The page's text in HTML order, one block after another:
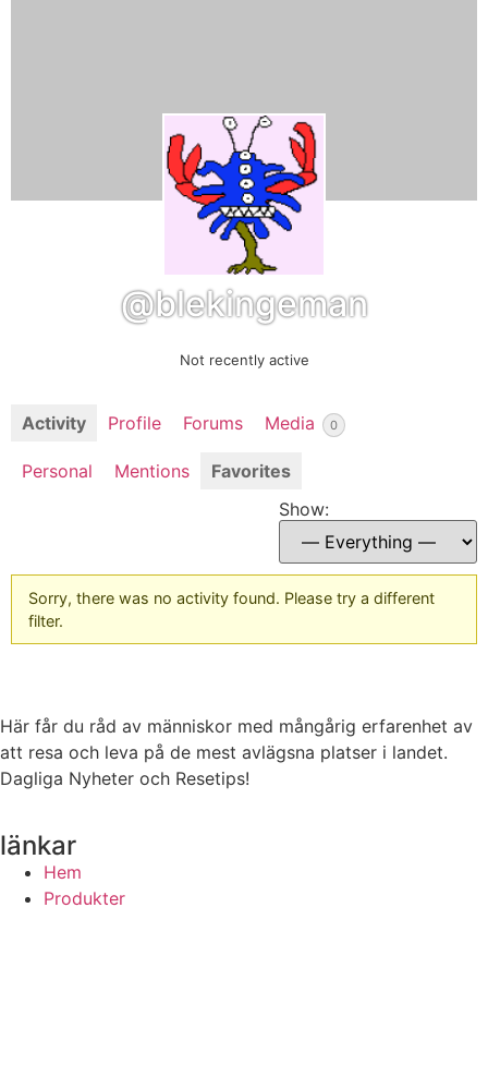
@blekingeman
Not recently active
Activity Profile Forums Media 0
Personal Mentions
Favorites
Show:
Sorry, there was no activity found. Please try a different
filter.
Här får du råd av människor med mångårig erfarenhet av
att resa och leva på de mest avlägsna platser i landet.
Dagliga Nyheter och Resetips!
länkar
Hem
Produkter